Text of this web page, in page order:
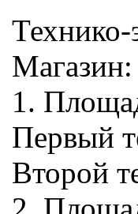
Технико-
Магазин:
1.
Первый
Второй